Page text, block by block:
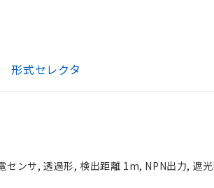
形式セレクタ
センサ, 透過形, 検出距離 1m, NPN出力, 遮